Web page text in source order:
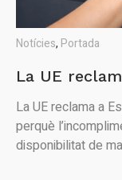
Notícies, Portada
La UE
La UE reclama a
perquè
disponibilitat de